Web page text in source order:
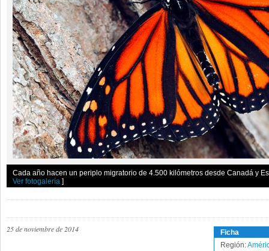
Cada año hacen un periplo migratorio de 4.500 kilómetros desde Canadá y
Ver fotogalería ]
Ficha
Región:
25 de noviembre de 2014